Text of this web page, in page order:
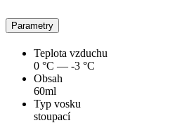
Parametry
Teplota vzduchu
0 °C — -3 °C
Obsah
60ml
Typ vosku
stoupací